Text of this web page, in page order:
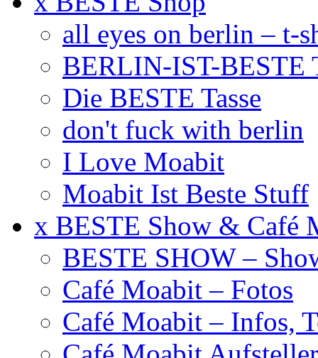
all eyes on berlin – t-
BERLIN-IST-BESTE
Die BESTE Tasse
don't fuck with berlin
I Love Moabit
Moabit Ist Beste Stuff
x BESTE Show & Café
BESTE SHOW –
Café Moabit – Fotos
Café Moabit – Infos,